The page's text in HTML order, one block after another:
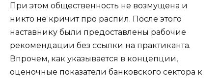
При этом общественность не возмущена и
никто не кричит про распил. После этого
наставнику были предоставлены рабочие
рекомендации без ссылки на практиканта.
Впрочем, как указывается в концепции,
оценочные показатели банковского сектора к